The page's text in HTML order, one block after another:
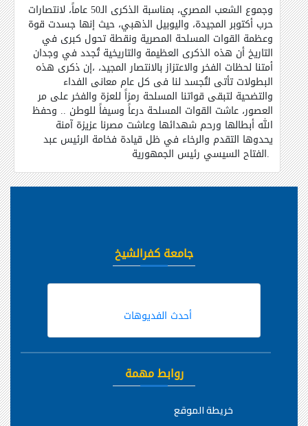
وجموع الشعب المصري، بمناسبة الذكرى الـ50 عاماً، لانتصارات
حرب أكتوبر المجيدة، واليوبيل الذهبي، حيث إنها جسدت قوة
وعظمة القوات المسلحة المصرية ونقطة تحول كبرى في
التاريخ أن هذه الذكرى العظيمة والتاريخية تُجدد في وجدان
أمتنا لحظات الفخر والاعتزاز بالانتصار المجيد، ،إن ذكرى هذه
البطولات تأتى لتُجسد لنا فى كل عام معانى الفداء
والتضحية لتبقى قواتنا المسلحة رمزاً للعزة والفخر على مر
العصور، عاشت القوات المسلحة درعاً وسيفاً للوطن .. وحفظ
الله أبطالها ورحم شهدائها وعاشت مصرنا عزيزة آمنة
يحدوها التقدم والرخاء في ظل قيادة فخامة الرئيس عبد
الفتاح السيسي رئيس الجمهورية.
جامعة كفرالشيخ
أحدث الفديوهات
روابط مهمة
خريطة الموقع